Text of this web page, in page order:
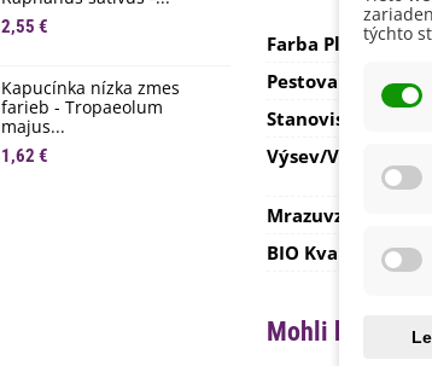
2,55 €
Kapucínka nízka zmes
farieb - Tropaeolum
majus...
1,62 €
Eukalyptus
Blahovičník
4,08 €
Farba Plodu
Pestovanie
Stanovisko
Výsev/výsadba
Mrazuvzdornosť
BIO Kvalita
Mohli byste
týchto